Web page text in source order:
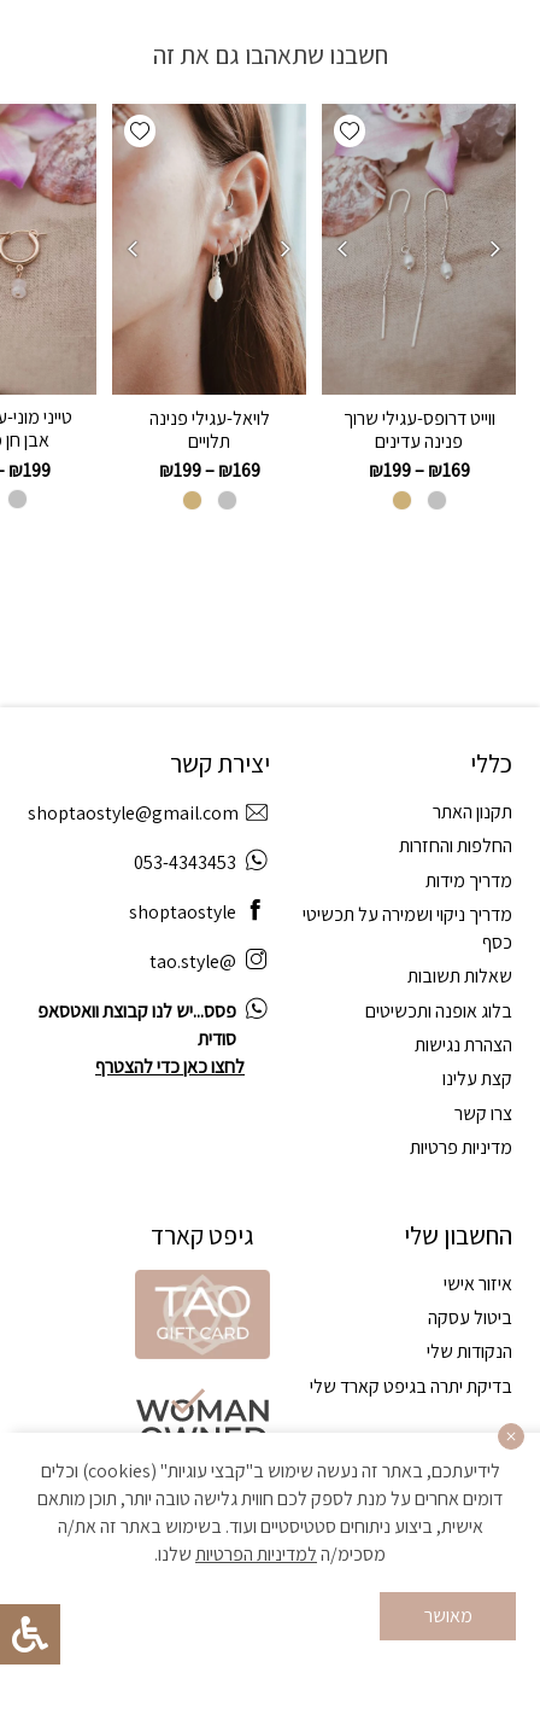
חשבנו שתאהבו גם את זה
Add wishlist
ווייט דרופס-עגילי שרוך
פנינה עדינים
₪169
–
₪199
Add wishlist
לויאל-עגילי פנינה
תלויים
₪169
–
₪199
טייני
אבן חן
₪199
כללי
תקנון האתר
החלפות והחזרות
מדריך מידות
מדריך ניקוי ושמירה על תכשיטי
כסף
שאלות תשובות
בלוג אופנה ותכשיטים
הצהרת נגישות
קצת עלינו
צרו קשר
מדיניות פרטיות
החשבון שלי
איזור אישי
ביטול עסקה
הנקודות שלי
בדיקת יתרה בגיפט קארד שלי
יצירת קשר
shoptaostyle@gmail.com
053-4343453
shoptaostyle
@tao.style
פסס...יש לנו קבוצת וואטסאפ
סודית
לחצו כאן כדי להצטרף
גיפט קארד
הקניה באתר מאובטחת ועומדת בתקן האבטחה הגבוה ביותר
לידיעתכם, באתר זה נעשה שימוש ב"קבצי עוגיות" (cookies) וכלים
דומים אחרים על מנת לספק לכם חווית גלישה טובה יותר, תוכן מותאם
אישית, ביצוע ניתוחים סטטיסטיים ועוד. בשימוש באתר זה את/ה
מסכימ/הלמדיניות הפרטיותשלנו.
מאושר